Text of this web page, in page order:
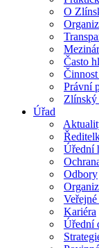
O
Často
Právní
Zlínský
Úřad
Úřední
Odbory
Kariéra
Úřední